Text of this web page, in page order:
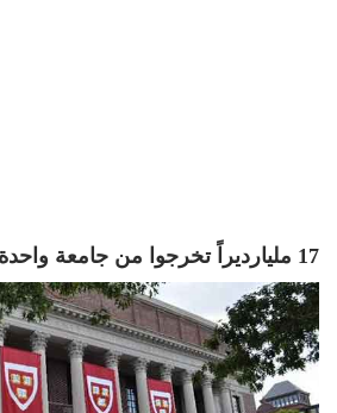
17 مليارديراً تخرجوا من جامعة واحدة.. تعرّف عليها